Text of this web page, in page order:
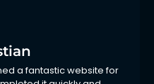
a fantastic website for